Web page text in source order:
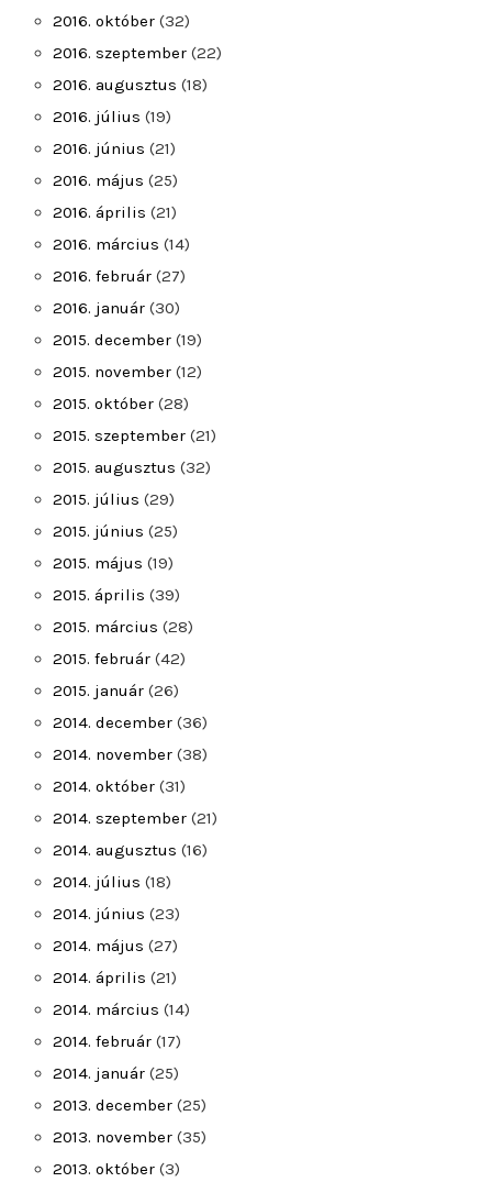
2016. október (32)
2016. szeptember (22)
2016. augusztus (18)
2016. július (19)
2016. június (21)
2016. május (25)
2016. április (21)
2016. március (14)
2016. február (27)
2016. január (30)
2015. december (19)
2015. november (12)
2015. október (28)
2015. szeptember (21)
2015. augusztus (32)
2015. július (29)
2015. június (25)
2015. május (19)
2015. április (39)
2015. március (28)
2015. február (42)
2015. január (26)
2014. december (36)
2014. november (38)
2014. október (31)
2014. szeptember (21)
2014. augusztus (16)
2014. július (18)
2014. június (23)
2014. május (27)
2014. április (21)
2014. március (14)
2014. február (17)
2014. január (25)
2013. december (25)
2013. november (35)
2013. október (3)